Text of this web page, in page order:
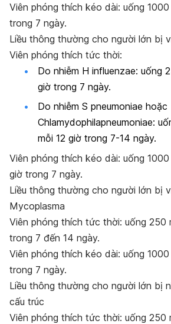
Viên phóng thích kéo dài: uống
trong 7 ngày.
Liều thông thường cho người lớn bị
Viên phóng thích tức thời:
Do nhiễm H influenzae: uống
giờ trong 7 ngày.
Do nhiễm S pneumoniae hoặc
Chlamydophilapneumoniae:
mỗi 12 giờ trong 7-14 ngày.
Viên phóng thích kéo dài: uống
giờ trong 7 ngày.
Liều thông thường cho người lớn bị
Mycoplasma
Viên phóng thích tức thời: uống 250
trong 7 đến 14 ngày.
Viên phóng thích kéo dài: uống
trong 7 ngày.
Liều thông thường cho người lớn bị
cấu trúc
Viên phóng thích tức thời: uống 250